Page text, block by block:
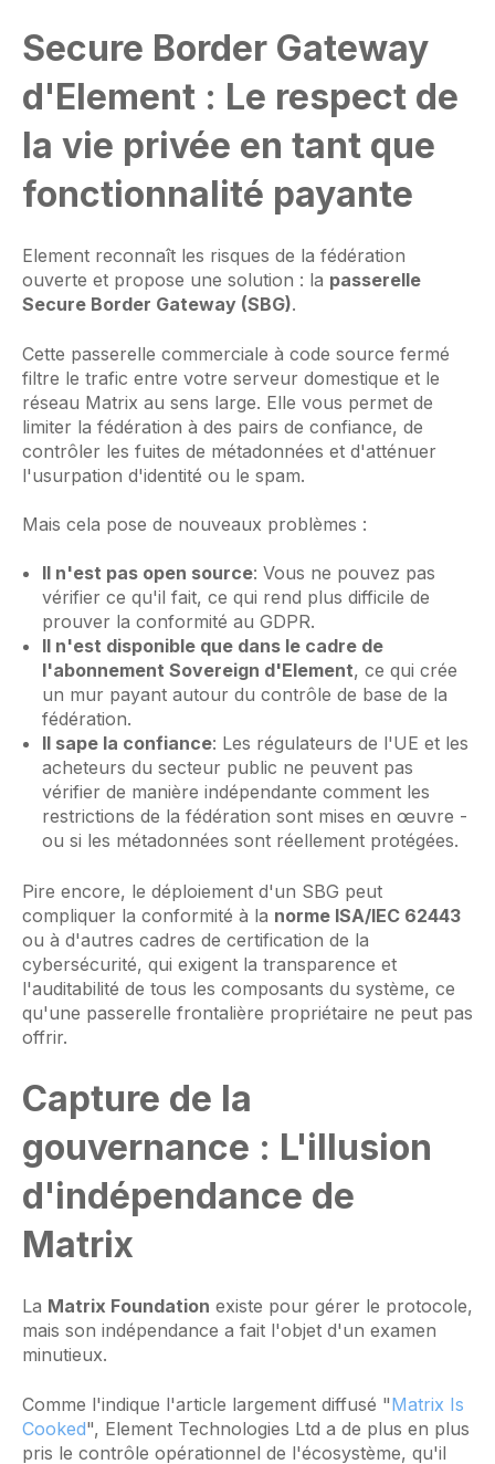
Secure Border Gateway
d'Element : Le respect de
la vie privée en tant que
fonctionnalité payante
Element reconnaît les risques de la fédération
ouverte et propose une solution : la passerelle
Secure Border Gateway (SBG).
Cette passerelle commerciale à code source fermé
filtre le trafic entre votre serveur domestique et le
réseau Matrix au sens large. Elle vous permet de
limiter la fédération à des pairs de confiance, de
contrôler les fuites de métadonnées et d'atténuer
l'usurpation d'identité ou le spam.
Mais cela pose de nouveaux problèmes :
Il n'est pas open source: Vous ne pouvez pas
vérifier ce qu'il fait, ce qui rend plus difficile de
prouver la conformité au GDPR.
Il n'est disponible que dans le cadre de
l'abonnement Sovereign d'Element, ce qui crée
un mur payant autour du contrôle de base de la
fédération.
Il sape la confiance: Les régulateurs de l'UE et les
acheteurs du secteur public ne peuvent pas
vérifier de manière indépendante comment les
restrictions de la fédération sont mises en œuvre -
ou si les métadonnées sont réellement protégées.
Pire encore, le déploiement d'un SBG peut
compliquer la conformité à la norme ISA/IEC 62443
ou à d'autres cadres de certification de la
cybersécurité, qui exigent la transparence et
l'auditabilité de tous les composants du système, ce
qu'une passerelle frontalière propriétaire ne peut pas
offrir.
Capture de la
gouvernance : L'illusion
d'indépendance de
Matrix
La Matrix Foundation existe pour gérer le protocole,
mais son indépendance a fait l'objet d'un examen
minutieux.
Comme l'indique l'article largement diffusé "Matrix Is
Cooked", Element Technologies Ltd a de plus en plus
pris le contrôle opérationnel de l'écosystème, qu'il